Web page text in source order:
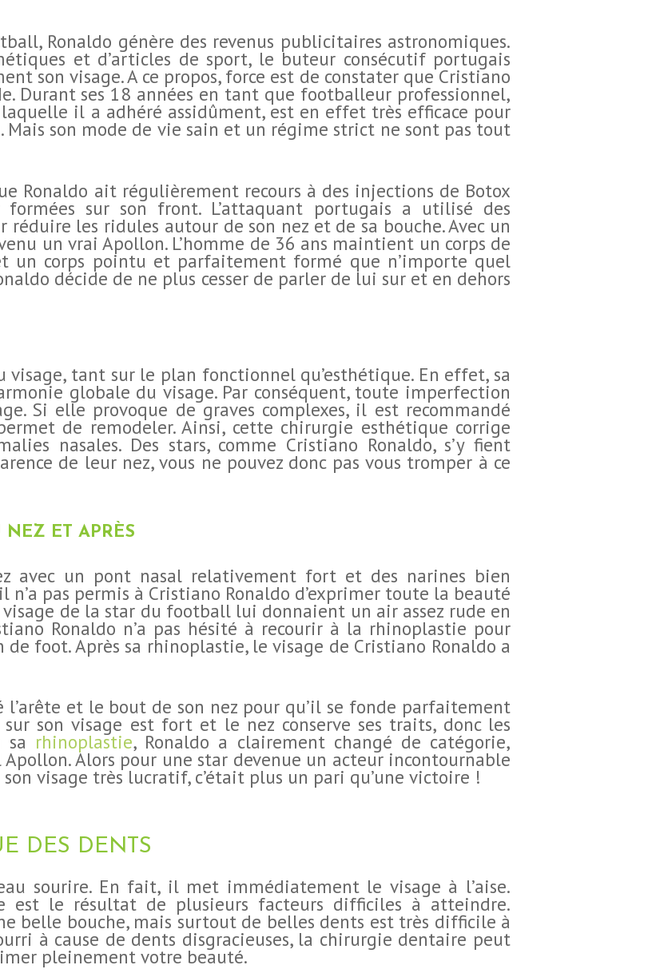
Ronaldo génère des revenus publicitaires astronomiques.
et d’articles de sport, le buteur consécutif portugais
son visage. A ce propos, force est de constater que Cristiano
Durant ses 18 années en tant que footballeur professionnel,
il a adhéré assidûment, est en effet très efficace pour
son mode de vie sain et un régime strict ne sont pas tout
Ronaldo ait régulièrement recours à des injections de Botox
sur son front. L’attaquant portugais a utilisé des
les ridules autour de son nez et de sa bouche. Avec un
un vrai Apollon. L’homme de 36 ans maintient un corps de
un corps pointu et parfaitement formé que n’importe quel
décide de ne plus cesser de parler de lui sur et en dehors
tant sur le plan fonctionnel qu’esthétique. En effet, sa
globale du visage. Par conséquent, toute imperfection
Si elle provoque de graves complexes, il est recommandé
de remodeler. Ainsi, cette chirurgie esthétique corrige
nasales. Des stars, comme Cristiano Ronaldo, s’y fient
de leur nez, vous ne pouvez donc pas vous tromper à ce
ET APRÈS
avec un pont nasal relativement fort et des narines bien
n’a pas permis à Cristiano Ronaldo d’exprimer toute la beauté
de la star du football lui donnaient un air assez rude en
Ronaldo n’a pas hésité à recourir à la rhinoplastie pour
foot. Après sa rhinoplastie, le visage de Cristiano Ronaldo a
et le bout de son nez pour qu’il se fonde parfaitement
son visage est fort et le nez conserve ses traits, donc les
sa rhinoplastie, Ronaldo a clairement changé de catégorie,
Alors pour une star devenue un acteur incontournable
visage très lucratif, c’était plus un pari qu’une victoire !
DES DENTS
sourire. En fait, il met immédiatement le visage à l’aise.
est le résultat de plusieurs facteurs difficiles à atteindre.
belle bouche, mais surtout de belles dents est très difficile à
à cause de dents disgracieuses, la chirurgie dentaire peut
pleinement votre beauté.